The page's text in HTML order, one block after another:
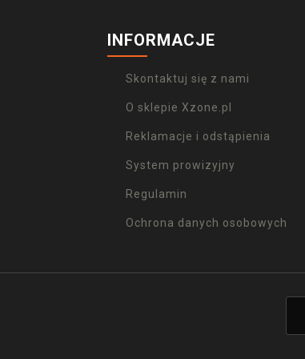
INFORMACJE
Skontaktuj się z nami
O sklepie Xzone.pl
Reklamacje i odstąpienia
System prowizyjny
Regulamin
Ochrona danych osobowych